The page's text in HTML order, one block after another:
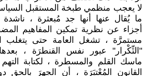
لا يعجب منظمي طبخة المستقبل
ما يُقال عنها أنها جد مُبعثرة ، ناشدة
أجزاء عن نظرية تمكين المفاهيم
مستمرَّة ، تشغل العامة حتى يتغلب
"التِّكْرار" عبور نفس القنطرَة ، بعدها
ماسك القلم والمسطرة ، لكتابة
القانون المُعْتبَرَة ، أن الجهرَ